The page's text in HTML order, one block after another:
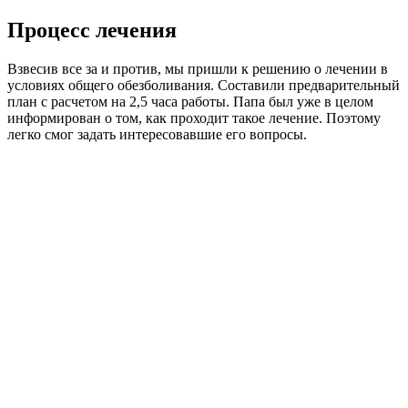
Процесс лечения
Взвесив все за и против, мы пришли к решению о лечении в
условиях общего обезболивания. Составили предварительный
план с расчетом на 2,5 часа работы. Папа был уже в целом
информирован о том, как проходит такое лечение. Поэтому
легко смог задать интересовавшие его вопросы.